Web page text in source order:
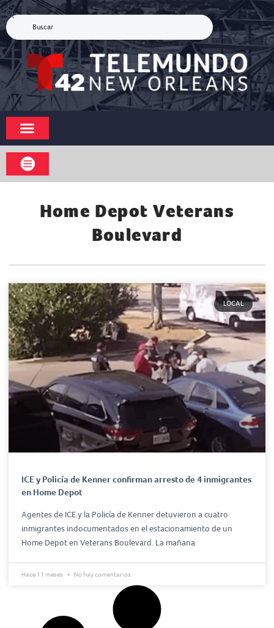
Home Depot Veterans
Boulevard
LOCAL
ICE y Policía de Kenner confirman arresto de 4 inmigrantes
en Home Depot
Agentes de ICE y la Policía de Kenner detuvieron a cuatro
inmigrantes indocumentados en el estacionamiento de un
Home Depot en Veterans Boulevard. La mañana
Hace 11 meses No hay comentarios